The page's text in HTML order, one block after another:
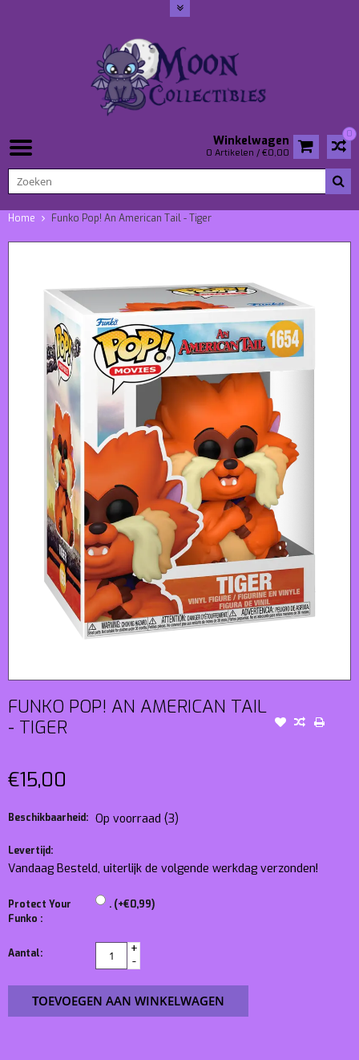
0
Winkelwagen
0 Artikelen / €0,00
Home Funko Pop! An American Tail - Tiger
FUNKO POP! AN AMERICAN TAIL
- TIGER
€15,00
Beschikbaarheid: Op voorraad (3)
Levertijd:
Vandaag Besteld, uiterlijk de volgende werkdag verzonden!
Protect Your
Funko :
. (+€0,99)
Aantal:
+
-
TOEVOEGEN AAN WINKELWAGEN